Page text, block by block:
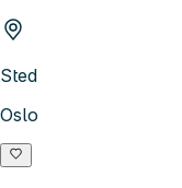
Sted
Oslo